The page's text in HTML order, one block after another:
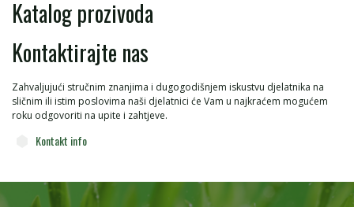
Katalog prozivoda
Kontaktirajte nas
Zahvaljujući stručnim znanjima i dugogodišnjem iskustvu djelatnika na
sličnim ili istim poslovima naši djelatnici će Vam u najkraćem mogućem
roku odgovoriti na upite i zahtjeve.
Kontakt info